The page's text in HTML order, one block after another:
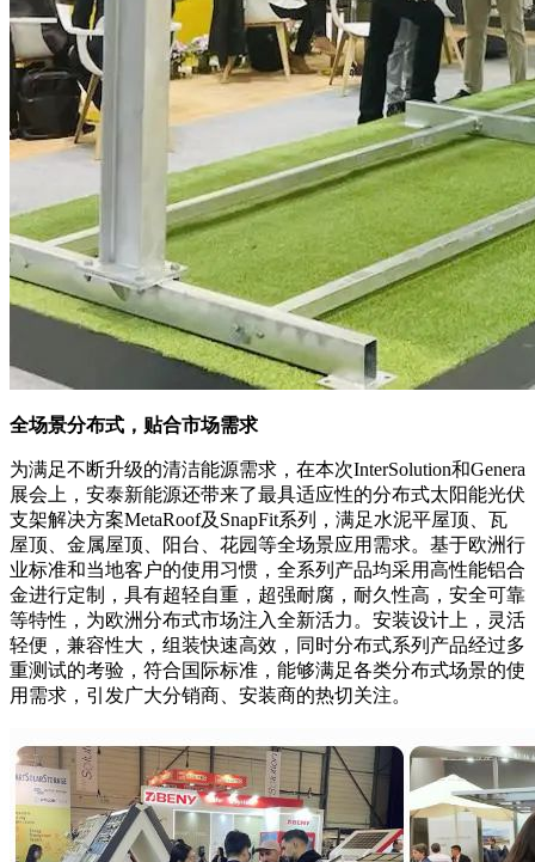
全场景分布式，贴合市场需求
为满足不断升级的清洁能源需求，在本次InterSolution和Genera
展会上，安泰新能源还带来了最具适应性的分布式太阳能光伏
支架解决方案MetaRoof及SnapFit系列，满足水泥平屋顶、瓦
屋顶、金属屋顶、阳台、花园等全场景应用需求。基于欧洲行
业标准和当地客户的使用习惯，全系列产品均采用高性能铝合
金进行定制，具有超轻自重，超强耐腐，耐久性高，安全可靠
等特性，为欧洲分布式市场注入全新活力。安装设计上，灵活
轻便，兼容性大，组装快速高效，同时分布式系列产品经过多
重测试的考验，符合国际标准，能够满足各类分布式场景的使
用需求，引发广大分销商、安装商的热切关注。